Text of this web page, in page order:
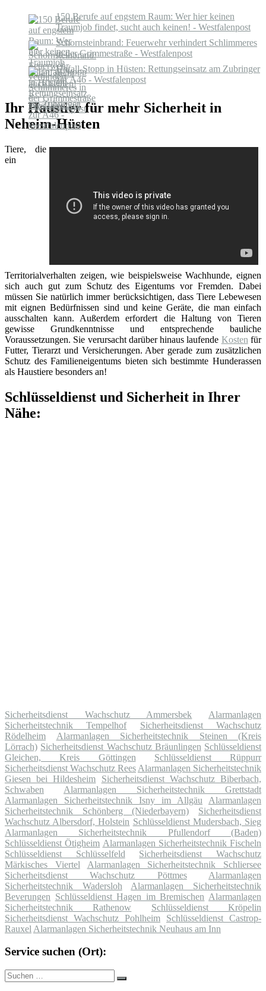
150 Berufe auf engstem Raum: Wer hier keinen
Traumjob findet, sucht auch keinen! - Westfalenpost
Schornsteinbrand: Feuerwehr verhindert Schlimmeres
in der Grimmestraße - Westfalenpost
Unfall-Stopp in Hüsten: Rettungseinsatz am Zubringer
zur A46 - Westfalenpost
Ihr Haustier für mehr Sicherheit in
Neheim-Hüsten
Tiere, die
ein
Territorialverhalten zeigen, wie beispielsweise Wachhunde, eignen
sich auch gut zum Schutz des Eigentums vor Fremden. Dabei
müssen Sie natürlich immer berücksichtigen, dass Tiere Lebewesen
mit eignen Bedürfnissen sind und keine Geräte, die man einfach
ausschalten kann. Außerdem erfordert die Haltung von Tieren
gewisse Grundkenntnisse und entsprechende bauliche
Voraussetzungen. Sie verursacht darüber hinaus laufende Kosten für
Futter, Tierarzt und Versicherungen. Aber gerade zum zusätzlichen
Schutz des Familieneigentums bieten sich bestimmte Hunderassen
als Haustiere besonders an!
Schlüsseldienst und Sicherheit in Ihrer
Nähe:
Sicherheitsdienst Wachschutz Ammersbek
Alarmanlagen
Sicherheitstechnik Tempelhof
Sicherheitsdienst Wachschutz
Rödelheim
Alarmanlagen Sicherheitstechnik Steinen (Kreis
Lörrach) Sicherheitsdienst Wachschutz Bräunlingen Schlüsseldienst
Gleichen, Kreis Göttingen
Schlüsseldienst Rüppurr
Sicherheitsdienst Wachschutz Rees Alarmanlagen Sicherheitstechnik
Giesen bei Hildesheim
Sicherheitsdienst Wachschutz Biberbach,
Schwaben
Alarmanlagen Sicherheitstechnik Grettstadt
Alarmanlagen Sicherheitstechnik Isny im Allgäu
Alarmanlagen
Sicherheitstechnik Schönberg (Niederbayern)
Sicherheitsdienst
Wachschutz Albersdorf, Holstein Schlüsseldienst Mudersbach, Sieg
Alarmanlagen Sicherheitstechnik Pfullendorf (Baden)
Schlüsseldienst Ötigheim Alarmanlagen Sicherheitstechnik Fischeln
Schlüsseldienst Schlüsselfeld
Sicherheitsdienst Wachschutz
Märkisches Viertel
Alarmanlagen Sicherheitstechnik Schliersee
Sicherheitsdienst Wachschutz Pöttmes
Alarmanlagen
Sicherheitstechnik Wadersloh
Alarmanlagen Sicherheitstechnik
Beverungen Schlüsseldienst Hagen im Bremischen Alarmanlagen
Sicherheitstechnik Rathenow
Schlüsseldienst Kröpelin
Sicherheitsdienst Wachschutz Pohlheim
Schlüsseldienst Castrop-
Rauxel Alarmanlagen Sicherheitstechnik Neuhaus am Inn
Service suchen (Ort):
Suche
nach:
Suchen